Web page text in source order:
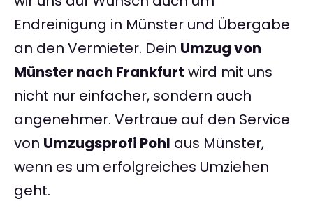
Endreinigung in Münster und Übergabe
an den Vermieter. Dein Umzug von
Münster nach Frankfurt wird mit uns
nicht nur einfacher, sondern auch
angenehmer. Vertraue auf den Service
von Umzugsprofi Pohl aus Münster,
wenn es um erfolgreiches Umziehen
geht.